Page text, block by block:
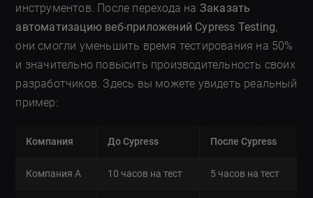
инструментов. После перехода на Заказать
автоматизацию веб-приложений Cypress Testing,
они смогли уменьшить время тестирования на 50%
и значительно повысить производительность своих
разработчиков. Здесь вы можете увидеть реальный
пример:
Компания До Cypress После Cypress
Компания A 10 часов на тест 5 часов на тест